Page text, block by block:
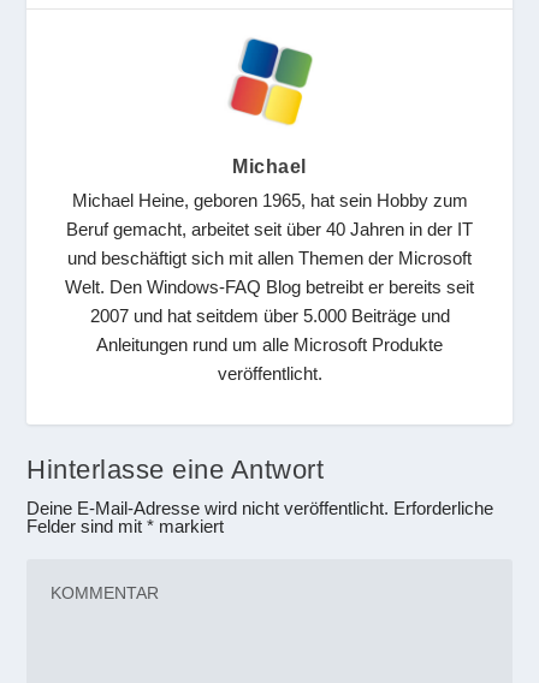
Michael
Michael Heine, geboren 1965, hat sein Hobby zum
Beruf gemacht, arbeitet seit über 40 Jahren in der IT
und beschäftigt sich mit allen Themen der Microsoft
Welt. Den Windows-FAQ Blog betreibt er bereits seit
2007 und hat seitdem über 5.000 Beiträge und
Anleitungen rund um alle Microsoft Produkte
veröffentlicht.
Hinterlasse eine Antwort
Deine E-Mail-Adresse wird nicht veröffentlicht. Erforderliche
Felder sind mit* markiert